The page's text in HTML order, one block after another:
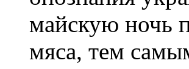
майскую ночь
мяса, тем